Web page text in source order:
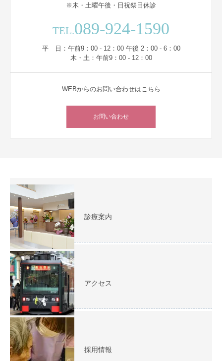
※木・土曜午後・日祝祭日休診
TEL.089-924-1590
平 日：午前9：00 - 12：00 午後 2：00 - 6：00
木・土：午前9：00 - 12：00
WEBからのお問い合わせはこちら
お問い合わせ
診療案内
アクセス
採用情報